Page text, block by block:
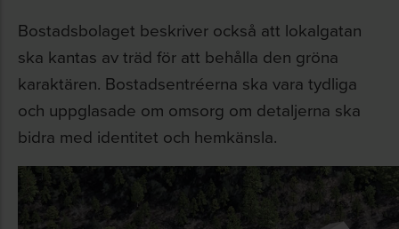
Bostadsbolaget beskriver också att lokalgatan
ska kantas av träd för att behålla den gröna
karaktären. Bostadsentréerna ska vara tydliga
och uppglasade om omsorg om detaljerna ska
bidra med identitet och hemkänsla.